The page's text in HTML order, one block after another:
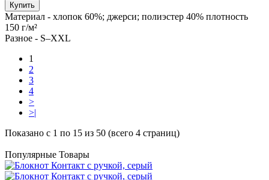
Купить
Материал - хлопок 60%; джерси; полиэстер 40% плотность
150 г/м²
Разное - S–XXL
1
2
3
4
>
>|
Показано с 1 по 15 из 50 (всего 4 страниц)
Популярные Товары